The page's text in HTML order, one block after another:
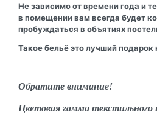
Не зависимо от времени года и
в помещении вам всегда будет
пробуждаться в объятиях
Такое бельё это лучший подарок
Обратите внимание!
Цветовая гамма